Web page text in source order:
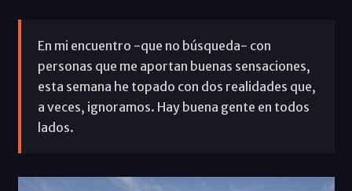
En mi encuentro -que no búsqueda- con
personas que me aportan buenas sensaciones,
esta semana he topado con dos realidades que,
a veces, ignoramos. Hay buena gente en todos
lados.